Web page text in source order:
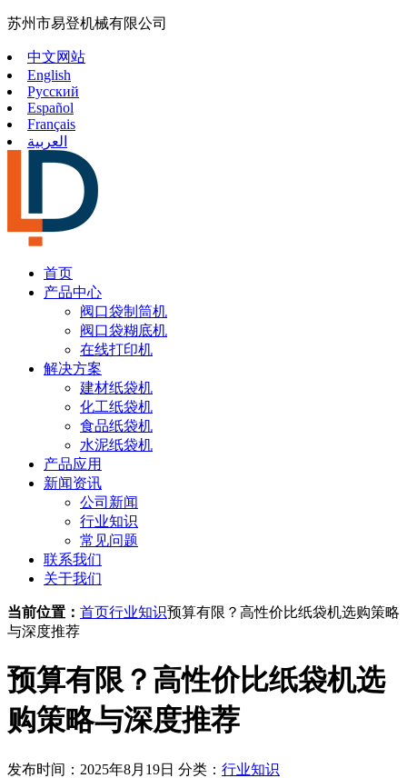
苏州市易登机械有限公司
中文网站
English
Русский
Español
Français
العربية
首页
产品中心
阀口袋制筒机
阀口袋糊底机
在线打印机
解决方案
建材纸袋机
化工纸袋机
食品纸袋机
水泥纸袋机
产品应用
新闻资讯
公司新闻
行业知识
常见问题
联系我们
关于我们
当前位置： 首页行业知识预算有限？高性价比纸袋机选购策略
与深度推荐
预算有限？高性价比纸袋机选
购策略与深度推荐
发布时间：2025年8月19日 分类： 行业知识